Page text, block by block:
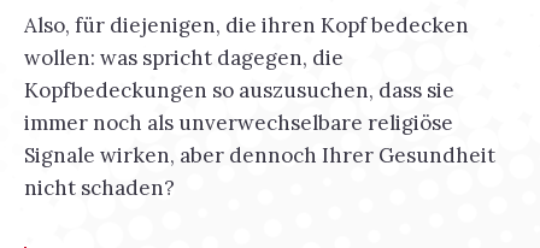
Also, für diejenigen, die ihren Kopf bedecken
wollen: was spricht dagegen, die
Kopfbedeckungen so auszusuchen, dass sie
immer noch als unverwechselbare religiöse
Signale wirken, aber dennoch Ihrer Gesundheit
nicht schaden?